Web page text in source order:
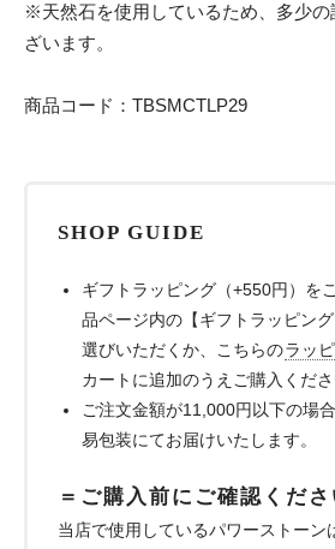
※天然石を使用しているため、多少
ざいます。
商品コード：TBSMCTLP29
SHOP GUIDE
ギフトラッピング（+550円）を
品ページ内の【ギフトラッピン
選びいただくか、こちらのラッ
カートに追加のうえご購入くださ
ご注文金額が11,000円以下の場
易包装にてお届けいたします。
＝ご購入前にご確認くださ
当店で使用しているパワーストーン